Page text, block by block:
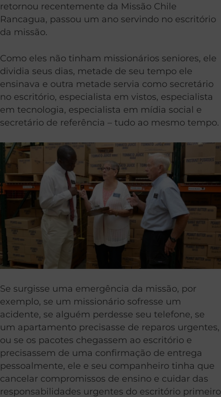
retornou recentemente da Missão Chile
Rancagua, passou um ano servindo no escritório
da missão.
Como eles não tinham missionários seniores, ele
dividia seus dias, metade de seu tempo ele
ensinava e outra metade servia como secretário
no escritório, especialista em vistos, especialista
em tecnologia, especialista em mídia social e
secretário de referência – tudo ao mesmo tempo.
Se surgisse uma emergência da missão, por
exemplo, se um missionário sofresse um
acidente, se alguém perdesse seu telefone, se
um apartamento precisasse de reparos urgentes,
ou se os pacotes chegassem ao escritório e
precisassem de uma confirmação de entrega
pessoalmente, ele e seu companheiro tinha que
cancelar compromissos de ensino e cuidar das
responsabilidades urgentes do escritório primeiro